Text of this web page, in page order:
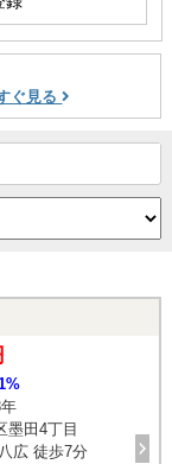
ぐ見る
墨田4丁目
広 徒歩7分